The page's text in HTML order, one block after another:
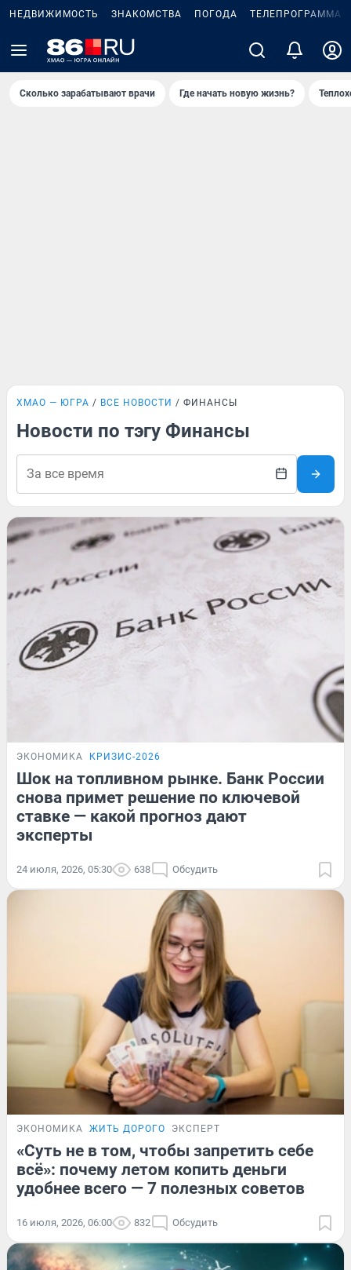
НЕДВИЖИМОСТЬ ЗНАКОМСТВА ПОГОДА ТЕЛЕПРОГРАММА
Сколько зарабатывают врачи Где начать новую жизнь?
ХМАО — ЮГРА ВСЕ НОВОСТИ ФИНАНСЫ
Новости по тэгу Финансы
ЭКОНОМИКА КРИЗИС-2026
Шок на топливном рынке. Банк России
снова примет решение по ключевой
ставке — какой прогноз дают
эксперты
24 июля, 2026, 05:30 638 Обсудить
ЭКОНОМИКА ЖИТЬ ДОРОГО ЭКСПЕРТ
«Суть не в том, чтобы запретить себе
всё»: почему летом копить деньги
удобнее всего — 7 полезных советов
16 июля, 2026, 06:00 832 Обсудить